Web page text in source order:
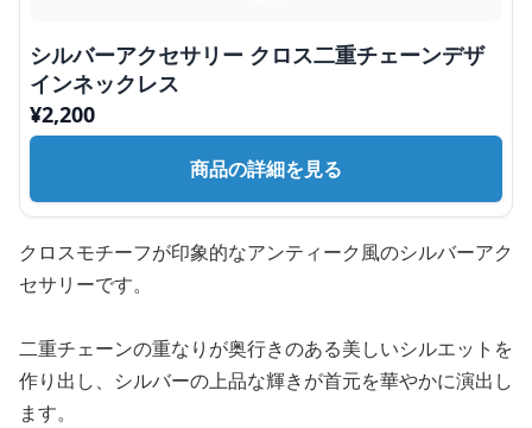
シルバーアクセサリー クロス二重チェーンデザ
インネックレス
¥2,200
商品の詳細を見る
クロスモチーフが印象的なアンティーク風のシルバーアク
セサリーです。
二重チェーンの重なりが奥行きのある美しいシルエットを
作り出し、シルバーの上品な輝きが首元を華やかに演出し
ます。